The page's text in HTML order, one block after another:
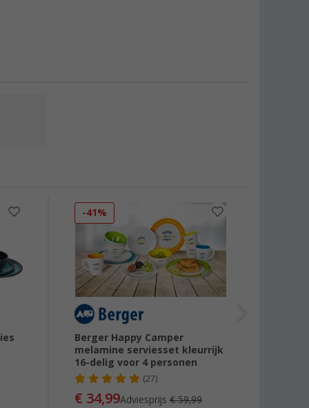
-41%
Berger Happy Camper
melamine serviesset kleurrijk
16-delig voor 4 personen
(27)
€ 34,99Adviesprijs € 59,99